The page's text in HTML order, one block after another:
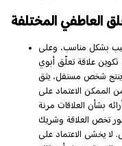
بشكل مناسب، وعلى
تكوين علاقة تعلّق أبوي
ينتج شخص مستقل، يثق
الممكن الاعتماد على
بشأن العلاقات مرنة
تخص العلاقة وشريك
لا يخشى الاعتماد على